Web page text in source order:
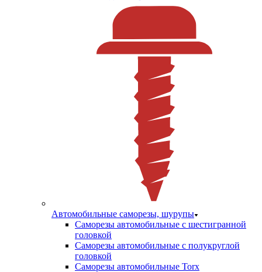
Автомобильные саморезы, шурупы
Саморезы автомобильные с шестигранной
головкой
Саморезы автомобильные с полукруглой
головкой
Саморезы автомобильные Torx